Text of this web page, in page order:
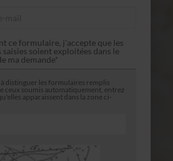
ce formulaire, j'accepte que les
soient exploitées dans le
ma demande*
distinguer les formulaires remplis
ceux soumis automatiquement, entrez
apparaissent dans la zone ci-